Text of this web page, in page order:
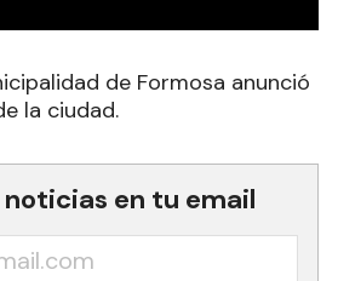
de Formosa anunció
la ciudad.
noticias en tu email